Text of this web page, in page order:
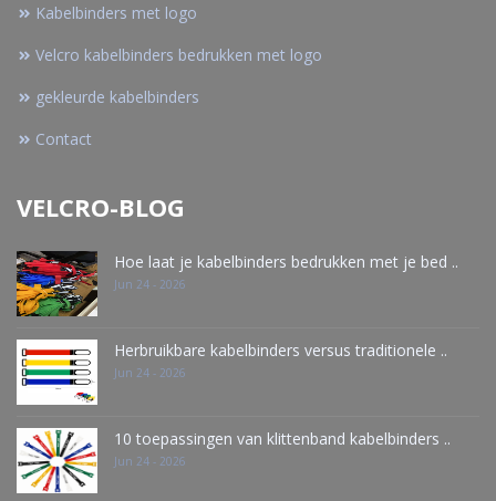
Kabelbinders met logo
Velcro kabelbinders bedrukken met logo
gekleurde kabelbinders
Contact
VELCRO-BLOG
Hoe laat je kabelbinders bedrukken met je bed ..
Jun 24 - 2026
Herbruikbare kabelbinders versus traditionele ..
Jun 24 - 2026
10 toepassingen van klittenband kabelbinders ..
Jun 24 - 2026